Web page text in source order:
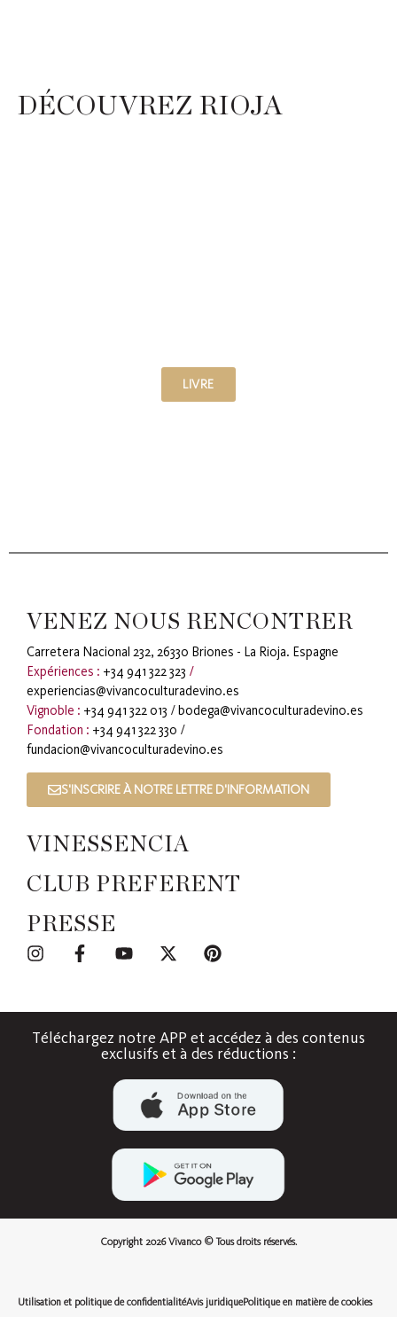
DÉCOUVREZ RIOJA
LIVRE
VENEZ NOUS RENCONTRER
Carretera Nacional 232, 26330 Briones - La Rioja. Espagne
Expériences : +34 941 322 323 /
experiencias@vivancoculturadevino.es
Vignoble : +34 941 322 013 /bodega@vivancoculturadevino.es
Fondation : +34 941 322 330 /
fundacion@vivancoculturadevino.es
S'INSCRIRE À NOTRE LETTRE D'INFORMATION
VINESSENCIA
CLUB PREFERENT
PRESSE
Téléchargez notre APP et accédez à des contenus
exclusifs et à des réductions :
Copyright 2026 Vivanco © Tous droits réservés.
Utilisation et politique de confidentialitéAvis juridiquePolitique en matière de cookies